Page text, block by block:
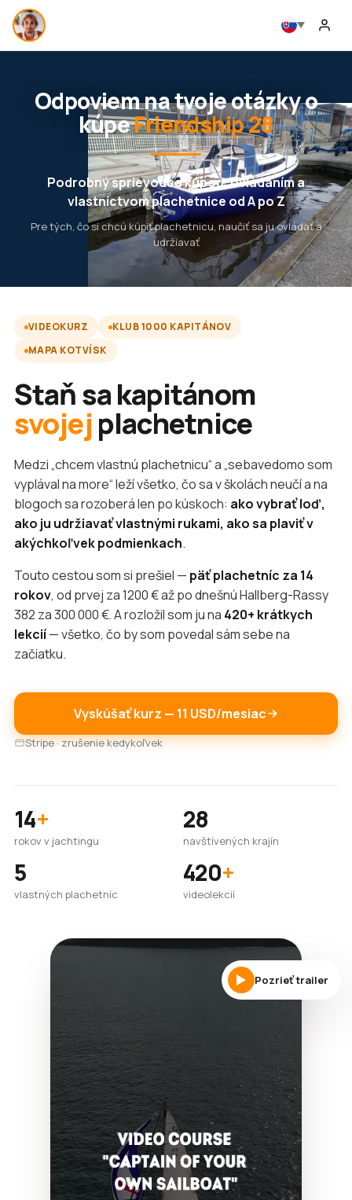
Odpoviem na tvoje otázky o
kúpeFriendship 28
Podrobný sprievodca kúpou, ovládaním a
vlastníctvom plachetnice od A po Z
Pre tých, čo si chcú kúpiť plachetnicu, naučiť sa ju ovládať a
udržiavať
VIDEOKURZ
KLUB 1000 KAPITÁNOV
MAPA KOTVÍSK
Staň sa kapitánom
svojejplachetnice
Medzi „chcem vlastnú plachetnicu“ a „sebavedomo som
vyplával na more“ leží všetko, čo sa v školách neučí a na
blogoch sa rozoberá len po kúskoch: ako vybrať loď,
ako ju udržiavať vlastnými rukami, ako sa plaviť v
akýchkoľvek podmienkach.
Touto cestou som si prešiel — päť plachetníc za 14
rokov, od prvej za 1200 € až po dnešnú Hallberg-Rassy
382 za 300 000 €. A rozložil som ju na 420+ krátkych
lekcií— všetko, čo by som povedal sám sebe na
začiatku.
Vyskúšať kurz — 11 USD/mesiac
Stripe · zrušenie kedykoľvek
14+
rokov v jachtingu
28
navštívených krajín
5
vlastných plachetníc
420+
videolekcií
Pozrieť trailer